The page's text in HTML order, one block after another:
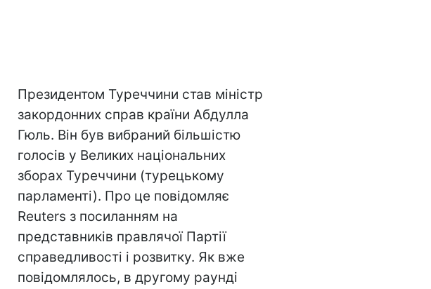
Президентом Туреччини став міністр
закордонних справ країни Абдулла
Гюль. Він був вибраний більшістю
голосів у Великих національних
зборах Туреччини (турецькому
парламенті). Про це повідомляє
Reuters з посиланням на
представників правлячої Партії
справедливості і розвитку. Як вже
повідомлялось, в другому раунді